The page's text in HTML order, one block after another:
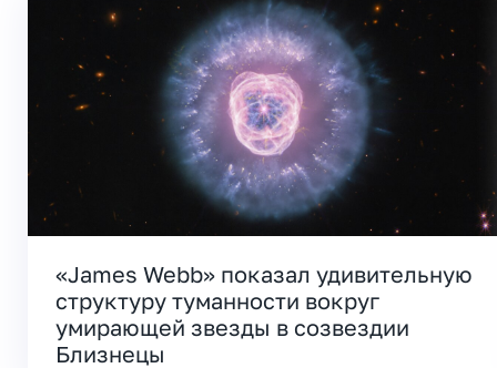
«James Webb» показал удивительную
структуру туманности вокруг
умирающей звезды в созвездии
Близнецы